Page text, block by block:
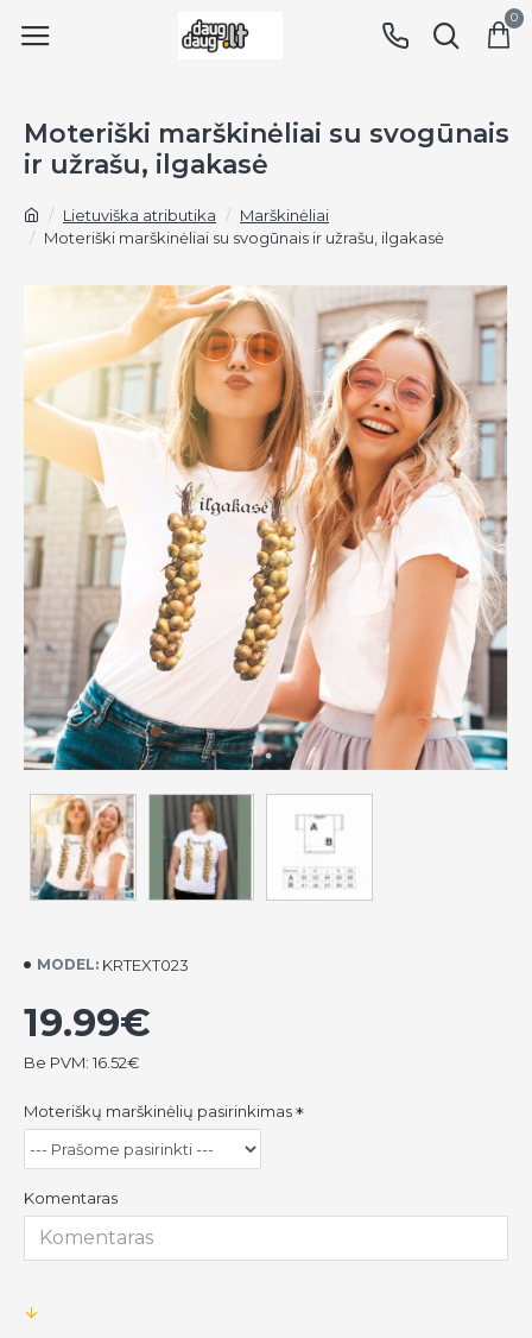
0
Lietuviška atributika
Marškinėliai
Moteriški marškinėliai su svogūnais ir užrašu, ilgakasė
Moteriški marškinėliai su svogūnais
ir užrašu, ilgakasė
MODEL: KRTEXT023
19.99€
Be PVM: 16.52€
Moteriškų marškinėlių pasirinkimas
Komentaras